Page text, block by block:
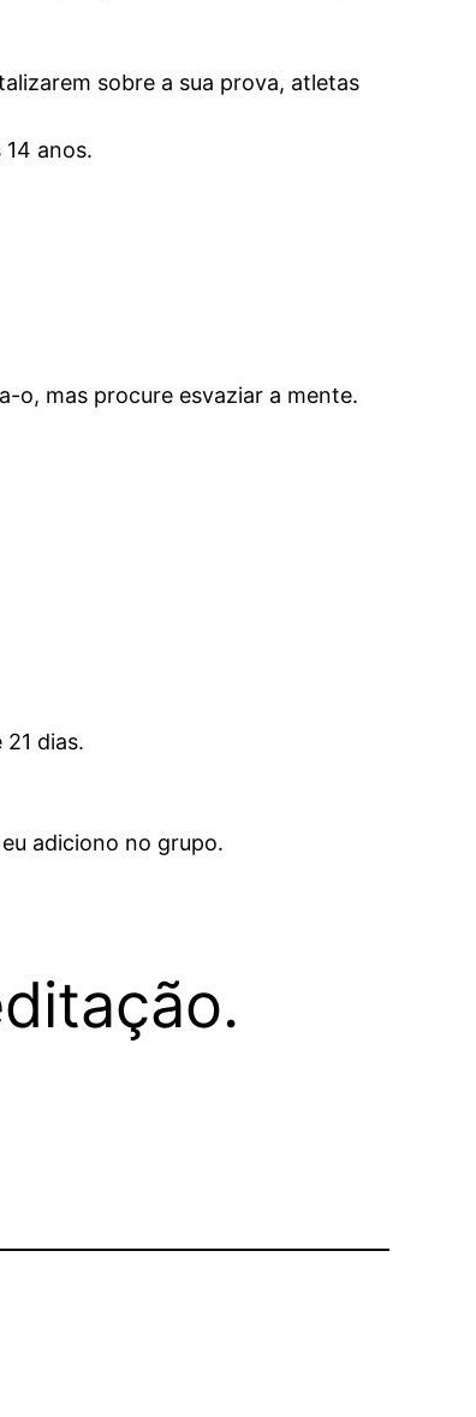
sobre a sua prova, atletas
anos.
o, mas procure esvaziar a mente.
dias.
adiciono no grupo.